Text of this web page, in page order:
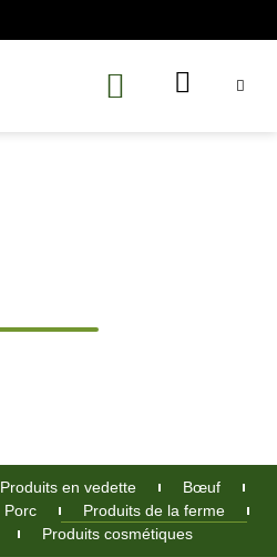
Produits en vedette
Bœuf
Porc
Produits de la ferme
Produits cosmétiques